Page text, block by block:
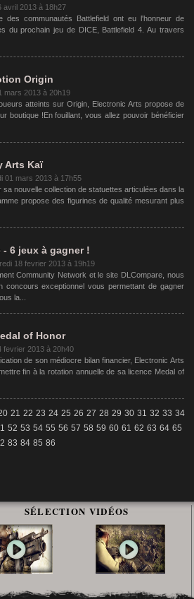
avril 2013 à 18h27
des communautés Battlefield ont eu l'honneur de
du prochain jeu de DICE, Battlefield 4. Au travers
Origin
mars 2013 à 20h19
atteints sur Origin, Electronic Arts propose de
boutique !En fouillant, vous allez pouvoir bénéficier
Arts Kaï
01 mars 2013 à 17h55
sa nouvelle collection de statuettes articulées dans la
propose des figurines de qualité mesurant plus
6 jeux à gagner !
18 fevrier 2013 à 19h19
Community Network et le site DLCompare, nous
concours exceptionnel vous permettant de gagner
la...
of Honor
fevrier 2013 à 20h40
de son médiocre bilan financier, Electronic Arts
fin à la rotation annuelle de sa licence Medal of
21 22 23 24 25 26 27 28 29 30 31 32 33 34
52 53 54 55 56 57 58 59 60 61 62 63 64 65
83 84 85 86
SÉLECTION VIDÉOS